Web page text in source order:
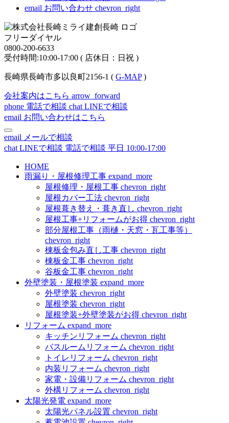
email お問い合わせ chevron_right
フリーダイヤル
0800-200-6633
受付時間:10:00-17:00 ( 店休日：日祝 )
長崎県長崎市多以良町2156-1 ( G-MAP)
会社案内はこちら arrow_forward
phone 電話で相談 chat LINEで相談
email お問い合わせはこちら
email メールで相談
chat LINEで相談 電話で相談 平日 10:00-17:00
HOME
雨漏り・屋根修理工事 expand_more
屋根修理・屋根工事 chevron_right
屋根カバー工法 chevron_right
屋根葺き替え・葺き直し chevron_right
屋根工事+リフォームがお得 chevron_right
部分屋根工事（雨樋・天窓・瓦工事等）
chevron_right
棟板金包み直し工事 chevron_right
棟板金工事 chevron_right
谷板金工事 chevron_right
外壁塗装・屋根塗装 expand_more
外壁塗装 chevron_right
屋根塗装 chevron_right
屋根塗装+外壁塗装がお得 chevron_right
リフォーム expand_more
キッチンリフォーム chevron_right
バスルームリフォーム chevron_right
トイレリフォーム chevron_right
内装リフォーム chevron_right
家電・設備リフォーム chevron_right
外構リフォーム chevron_right
太陽光発電 expand_more
太陽光パネル設置 chevron_right